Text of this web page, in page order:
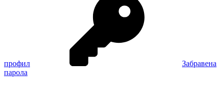
профил
Забравена
парола